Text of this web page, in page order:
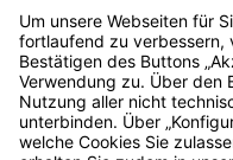
Verlangen den
vorzulegen.
Bayern.de
BayernPortal